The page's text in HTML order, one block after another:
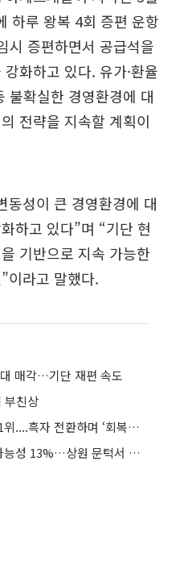
하루 왕복 4회 증편 운항
시 증편하면서 공급석을
화하고 있다. 유가·환율
불확실한 경영환경에 대
전략을 지속할 계획이
동성이 큰 경영환경에 대
하고 있다”며 “기단 현
기반으로 지속 가능한
이라고 말했다.
매각…기단 재편 속도
부친상
제주항공, 1~2월 LCC 수송객 1위....흑자 전환하며 ‘회복탄력성’ 입증
美 클래리티 법안 연내 통과 가능성 13%…상원 문턱서 제동